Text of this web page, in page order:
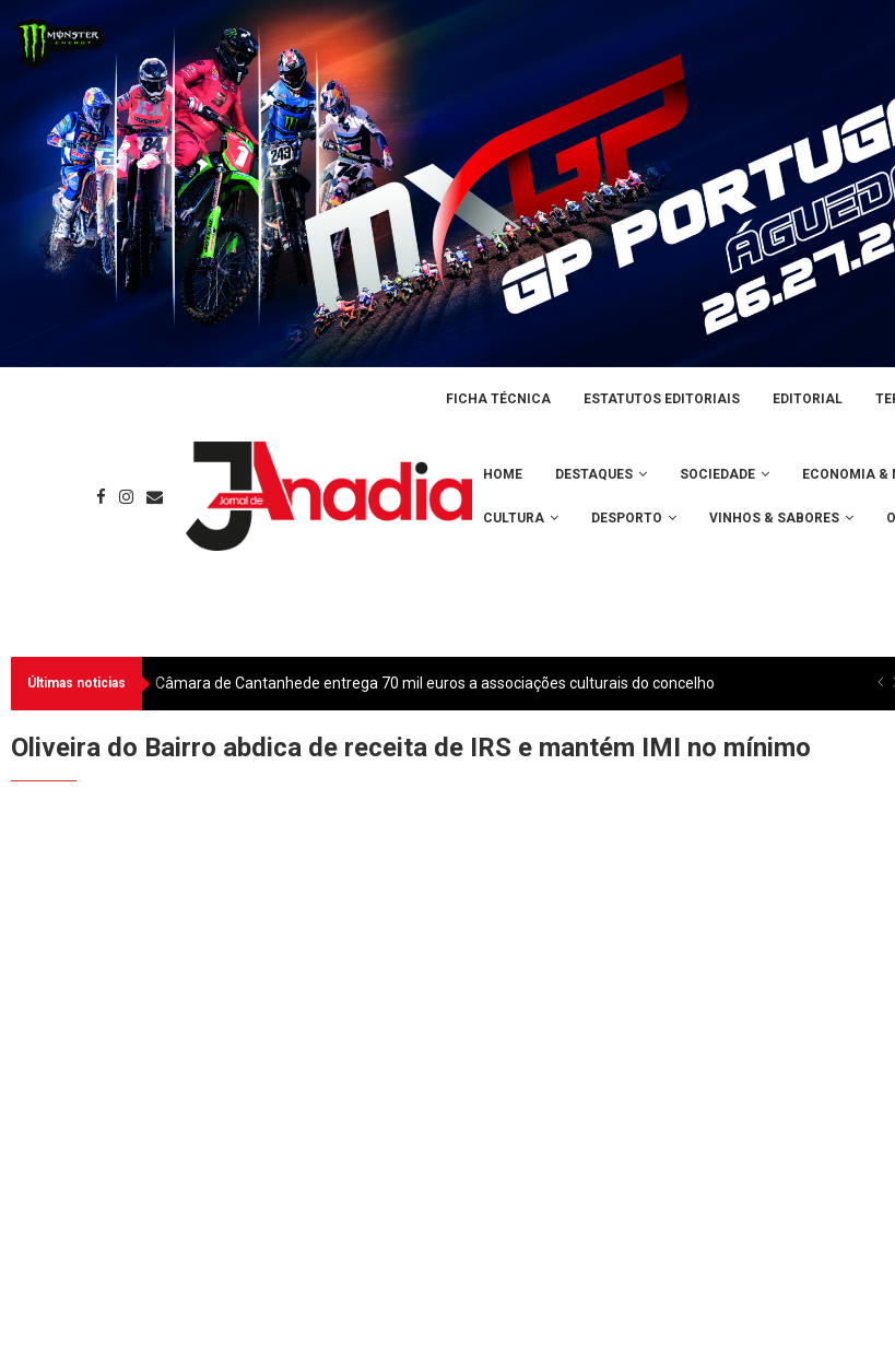
FICHA TÉCNICA ESTATUTOS EDITORIAIS EDITORIAL
HOME DESTAQUES SOCIEDADE ECONOMIA &
CULTURA DESPORTO VINHOS & SABORES
Últimas noticias Câmara de Cantanhede entrega 70 mil euros a associações culturais do concelho
Oliveira do Bairro abdica de receita de IRS e mantém IMI no mínimo